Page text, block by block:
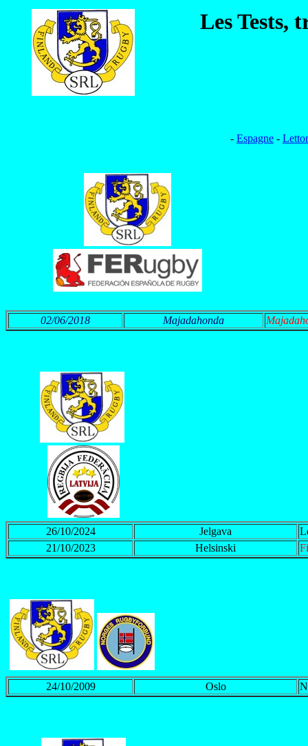
Les Tests,
- Espagne -
02/06/2018 Majadahonda
26/10/2024 Jelgava
21/10/2023
Helsinski
24/10/2009 Oslo